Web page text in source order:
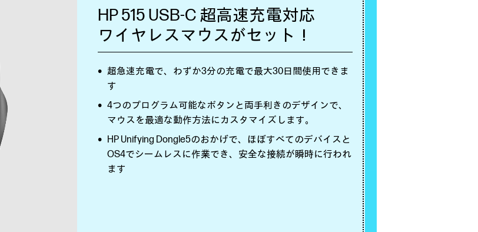
HP 515 USB-C 超高速充電対応
ワイヤレスマウスがセット！
超急速充電で、わずか3分の充電で最大30日間使用できま
す
4つのプログラム可能なボタンと両手利きのデザインで、
マウスを最適な動作方法にカスタマイズします。
HP Unifying Dongle5のおかげで、ほぼすべてのデバイスと
OS4でシームレスに作業でき、安全な接続が瞬時に行われ
ます